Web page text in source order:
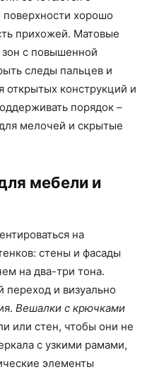
хорошо
прихожей. Матовые
с повышенной
следы пальцев и
конструкций и
порядок –
мелочей и скрытые
мебели и
на
стены и фасады
на два-три тона.
переход и визуально
Вешалки с крючками
или стен, чтобы они не
с узкими рамами,
элементы